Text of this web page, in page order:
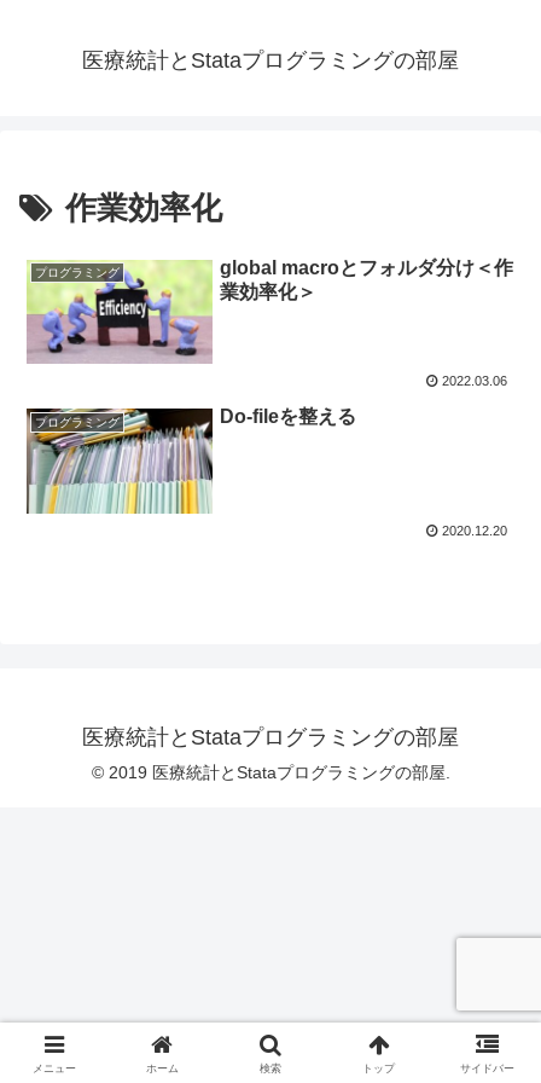
医療統計とStataプログラミングの部屋
作業効率化
プログラミング
global macroとフォルダ分け＜作
業効率化＞
2022.03.06
プログラミング Do-fileを整える
2020.12.20
医療統計とStataプログラミングの部屋
© 2019 医療統計とStataプログラミングの部屋.
メニュー ホーム 検索 トップ サイドバー